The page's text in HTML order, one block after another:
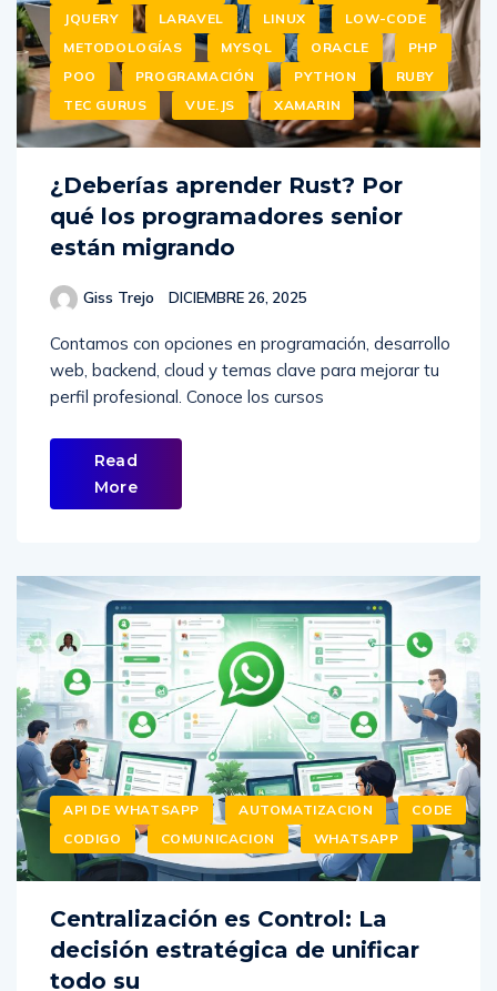
JQUERY
LARAVEL LINUX
LOW-CODE
METODOLOGÍAS
MYSQL ORACLE
PHP
POO
PROGRAMACIÓN PYTHON
RUBY
TEC GURUS
VUE.JS XAMARIN
¿Deberías aprender Rust? Por
qué los programadores senior
están migrando
Giss Trejo DICIEMBRE 26, 2025
Contamos con opciones en programación, desarrollo
web, backend, cloud y temas clave para mejorar tu
perfil profesional. Conoce los cursos
Read
More
API DE WHATSAPP AUTOMATIZACION
CODE
CODIGO
COMUNICACION WHATSAPP
Centralización es Control: La
decisión estratégica de unificar
todo su